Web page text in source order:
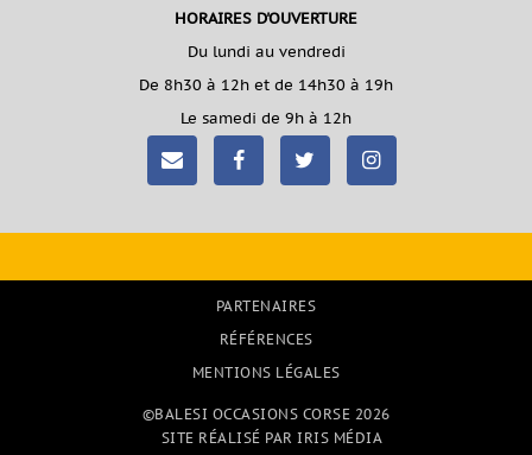
HORAIRES D'OUVERTURE
Du lundi au vendredi
De 8h30 à 12h et de 14h30 à 19h
Le samedi de 9h à 12h
PARTENAIRES
RÉFÉRENCES
MENTIONS LÉGALES
©BALESI OCCASIONS CORSE 2026
SITE RÉALISÉ PAR IRIS MÉDIA